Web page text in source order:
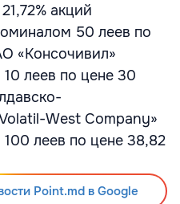
акций
50 леев по
«Консочивил»
леев по цене 30
West Company»
леев по цене 38,82
Point.md в Google